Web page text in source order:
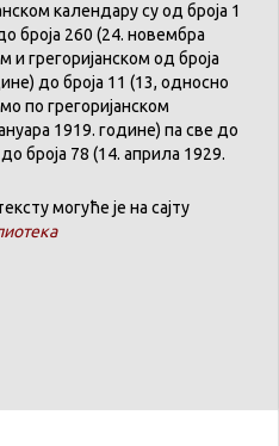
календару су од броја 1
броја 260 (24. новембра
и грегоријанском од броја
до броја 11 (13, односно
по грегоријанском
1919. године) па све до
до броја 78 (14. априла 1929.
могуће је на сајту